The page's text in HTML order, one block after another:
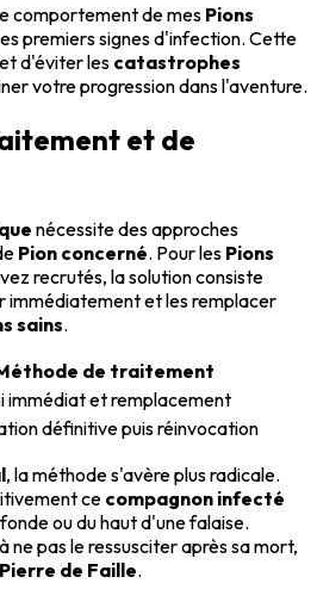
comportement de mes Pions
premiers signes d'infection. Cette
d'éviter les catastrophes
votre progression dans l'aventure.
et de
nécessite des approches
Pion concerné. Pour les Pions
recrutés, la solution consiste
immédiatement et les remplacer
sains.
de traitement
immédiat et remplacement
définitive puis réinvocation
, la méthode s'avère plus radicale.
ce compagnon infecté
ou du haut d'une falaise.
ne pas le ressusciter après sa mort,
Pierre de Faille.